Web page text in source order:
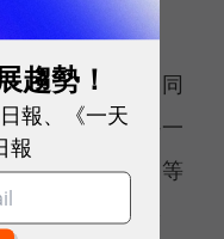
業者可否在不同
下，都能維持一
年晚會、球賽等
時觀看串流影
趨勢！
報、《一天
報